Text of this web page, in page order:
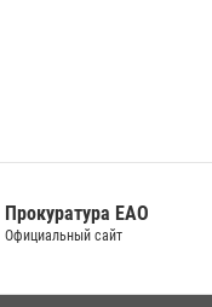
Прокуратура ЕАО
Официальный сайт